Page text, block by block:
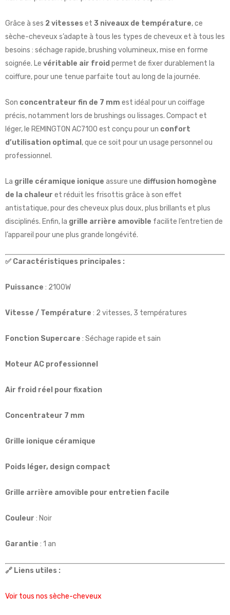
Grâce à ses 2 vitesses et 3 niveaux de température, ce
sèche-cheveux s’adapte à tous les types de cheveux et à tous les
besoins : séchage rapide, brushing volumineux, mise en forme
soignée. Le véritable air froid permet de fixer durablement la
coiffure, pour une tenue parfaite tout au long de la journée.
Son concentrateur fin de 7 mm est idéal pour un coiffage
précis, notamment lors de brushings ou lissages. Compact et
léger, le REMINGTON AC7100 est conçu pour un confort
d’utilisation optimal , que ce soit pour un usage personnel ou
professionnel.
La grille céramique ionique assure une diffusion homogène
de la chaleur et réduit les frisottis grâce à son effet
antistatique, pour des cheveux plus doux, plus brillants et plus
disciplinés. Enfin, la grille arrière amovible facilite l’entretien de
l’appareil pour une plus grande longévité.
✅ Caractéristiques principales :
Puissance : 2100W
Vitesse / Température : 2 vitesses, 3 températures
Fonction Supercare : Séchage rapide et sain
Moteur AC professionnel
Air froid réel pour fixation
Concentrateur 7 mm
Grille ionique céramique
Poids léger, design compact
Grille arrière amovible pour entretien facile
Couleur : Noir
Garantie : 1 an
🔗 Liens utiles :
Voir tous nos sèche-cheveux